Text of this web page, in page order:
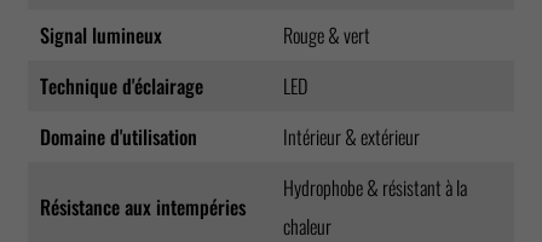
Signal lumineux
Rouge & vert
Technique d'éclairage
LED
Domaine d'utilisation
Intérieur & extérieur
Résistance aux intempéries
Hydrophobe & résistant à la
chaleur